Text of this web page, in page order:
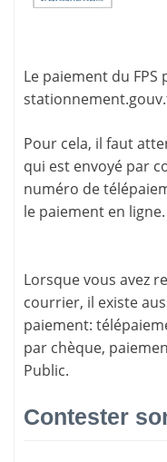
Le paiement du
Pour cela, il faut
qui est envoyé par
numéro de
le paiement en ligne.
Lorsque vous avez
courrier, il existe
paiement:
par chèque,
Public.
Contester